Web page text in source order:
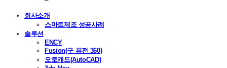
회사소개
스마트제조 성공사례
솔루션
ENCY
Fusion(구 퓨전 360)
오토캐드(AutoCAD)